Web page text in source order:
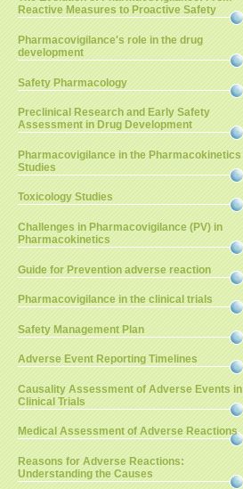
Reactive Measures to Proactive Safety
Pharmacovigilance's role in the drug
development
Safety Pharmacology
Preclinical Research and Early Safety
Assessment in Drug Development
Pharmacovigilance in the Pharmacokinetics
Studies
Toxicology Studies
Challenges in Pharmacovigilance (PV) in
Pharmacokinetics
Guide for Prevention adverse reaction
Pharmacovigilance in the clinical trials
Safety Management Plan
Adverse Event Reporting Timelines
Causality Assessment of Adverse Events in
Clinical Trials
Medical Assessment of Adverse Reactions
Reasons for Adverse Reactions:
Understanding the Causes